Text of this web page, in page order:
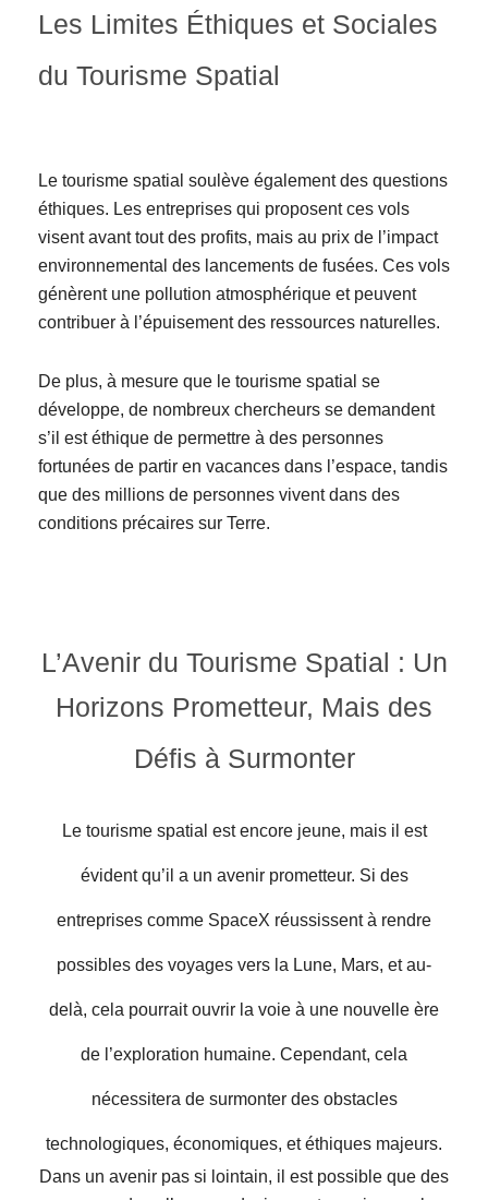
Les Limites Éthiques et Sociales
du Tourisme Spatial
Le tourisme spatial soulève également des questions
éthiques. Les entreprises qui proposent ces vols
visent avant tout des profits, mais au prix de l’impact
environnemental des lancements de fusées. Ces vols
génèrent une pollution atmosphérique et peuvent
contribuer à l’épuisement des ressources naturelles.
De plus, à mesure que le tourisme spatial se
développe, de nombreux chercheurs se demandent
s’il est éthique de permettre à des personnes
fortunées de partir en vacances dans l’espace, tandis
que des millions de personnes vivent dans des
conditions précaires sur Terre.
L’Avenir du Tourisme Spatial : Un
Horizons Prometteur, Mais des
Défis à Surmonter
Le tourisme spatial est encore jeune, mais il est
évident qu’il a un avenir prometteur. Si des
entreprises comme SpaceX réussissent à rendre
possibles des voyages vers la Lune, Mars, et au-
delà, cela pourrait ouvrir la voie à une nouvelle ère
de l’exploration humaine. Cependant, cela
nécessitera de surmonter des obstacles
technologiques, économiques, et éthiques majeurs.
Dans un avenir pas si lointain, il est possible que des